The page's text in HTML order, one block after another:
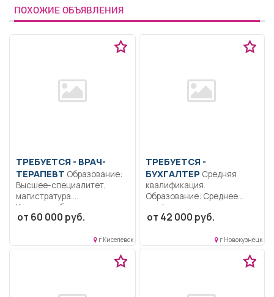
ПОХОЖИЕ ОБЪЯВЛЕНИЯ
ТРЕБУЕТСЯ - ВРАЧ-
ТЕРАПЕВТ
Высшее-специалитет,
магистратура.
Коммуникабельность.
Ответственность..
обязанностей согласно
должностной...
от 60 000 руб.
г Киселевск
ТРЕБУЕТСЯ -
БУХГАЛТЕР
квалификация.
Образование: Среднее
профессиональное
образование.. Отражение
от 42 000 руб.
г Новокузнецк